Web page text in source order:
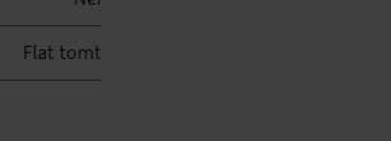
Flat tomt